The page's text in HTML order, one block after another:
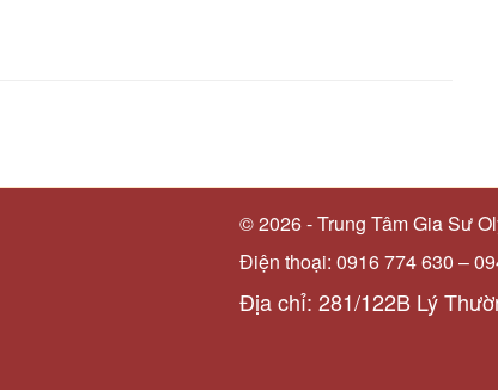
© 2026 - Trung Tâm Gia Sư
Điện thoại: 0916 774 630 –
Địa chỉ: 281/122B Lý